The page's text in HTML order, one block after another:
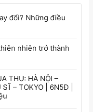
đổi? Những điều
nhiên trở thành
THU: HÀ NỘI –
SĨ – TOKYO | 6N5Đ |